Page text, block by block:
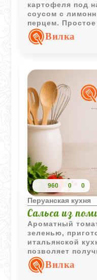
картофеля под
соусом с
перцем.
создает яркий
отличным
Вилка
960 0 0
Перуанская кухня
Сальса из
Ароматный
зеленью,
итальянской
позволяет
густуюВилка